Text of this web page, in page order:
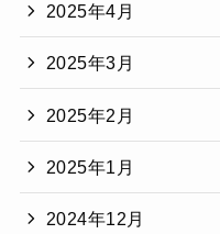
2025年4月
2025年3月
2025年2月
2025年1月
2024年12月